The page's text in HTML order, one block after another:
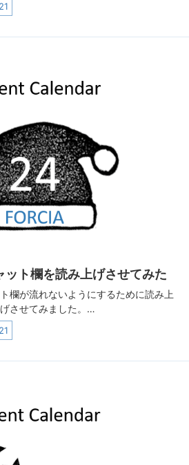
ト欄を読み上げさせてみた
欄が流れないようにするために読み上
させてみました。…